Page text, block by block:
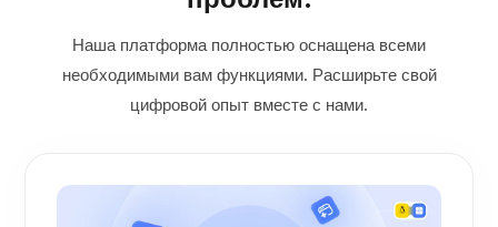
Наша платформа полностью оснащена всеми
необходимыми вам функциями. Расширьте свой
цифровой опыт вместе с нами.